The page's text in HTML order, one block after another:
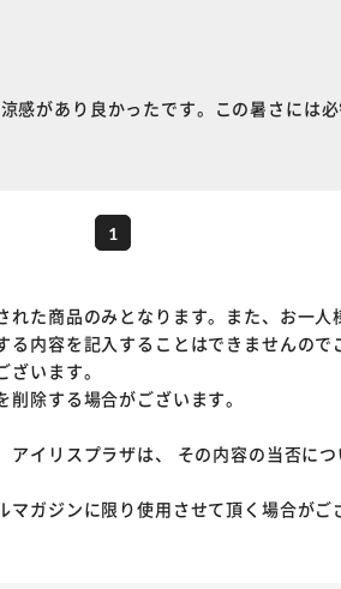
があり良かったです。この暑さには必
1
た商品のみとなります。また、お一人
内容を記入することはできませんので
います。
除する場合がございます。
アイリスプラザは、 その内容の当否
ガジンに限り使用させて頂く場合がご